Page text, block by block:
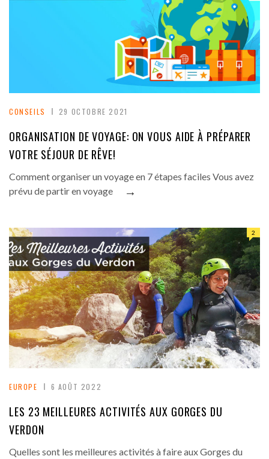
CONSEILS 29 OCTOBRE 2021
ORGANISATION DE VOYAGE: ON VOUS AIDE À PRÉPARER
VOTRE SÉJOUR DE RÊVE!
Comment organiser un voyage en 7 étapes faciles Vous avez
prévu de partir en voyage
→
EUROPE 6 AOÛT 2022
2
LES 23 MEILLEURES ACTIVITÉS AUX GORGES DU
VERDON
Quelles sont les meilleures activités à faire aux Gorges du